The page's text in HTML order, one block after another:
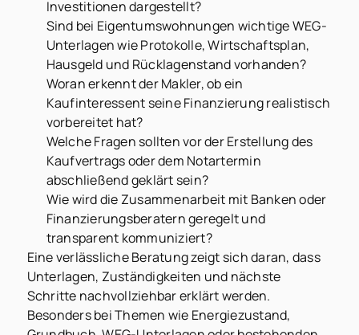
Investitionen dargestellt?
Sind bei Eigentumswohnungen wichtige WEG-
Unterlagen wie Protokolle, Wirtschaftsplan,
Hausgeld und Rücklagenstand vorhanden?
Woran erkennt der Makler, ob ein
Kaufinteressent seine Finanzierung realistisch
vorbereitet hat?
Welche Fragen sollten vor der Erstellung des
Kaufvertrags oder dem Notartermin
abschließend geklärt sein?
Wie wird die Zusammenarbeit mit Banken oder
Finanzierungsberatern geregelt und
transparent kommuniziert?
Eine verlässliche Beratung zeigt sich daran, dass
Unterlagen, Zuständigkeiten und nächste
Schritte nachvollziehbar erklärt werden.
Besonders bei Themen wie Energiezustand,